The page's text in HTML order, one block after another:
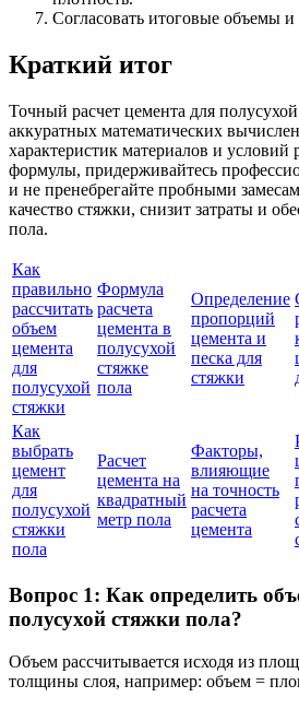
Согласовать итоговые объемы и
Краткий итог
Точный расчет цемента для
аккуратных математических
характеристик материалов и условий
формулы, придерживайтесь
и не пренебрегайте пробными
качество стяжки, снизит затраты и
пола.
Как
правильно
рассчитать
объем
цемента
для
полусухой
стяжки
Формула
расчета
цемента в
полусухой
стяжке
пола
Определение
пропорций
цемента и
песка для
стяжки
Как
выбрать
цемент
для
полусухой
стяжки
пола
Расчет
цемента на
квадратный
метр пола
Факторы,
влияющие
на точность
расчета
цемента
Вопрос 1: Как определить
полусухой стяжки пола?
Объем рассчитывается исходя из
толщины слоя, например: объем =